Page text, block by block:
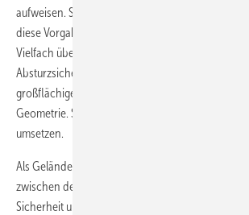
aufweisen. Seile, Gitter oder Kassetten aus
diese Vorgaben dank hoher Festigkeit und
Vielfach übernehmen diese Multitalente auch die
Absturzsicherung. Filigrane Netze aus
großflächigen Fassaden eine optische Leichtigkeit
Geometrie. So lassen sich auch dreidimensionale
umsetzen.
Als Geländer an umlaufenden Laubengängen
zwischen den einzelnen Balkonen tragen
Sicherheit und Privatsphäre bei. Waagerecht mit